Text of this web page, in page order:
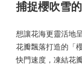
捕捉櫻吹雪
想讓花海更靈活地
花瓣飄落打造的「
快門速度，凍結花